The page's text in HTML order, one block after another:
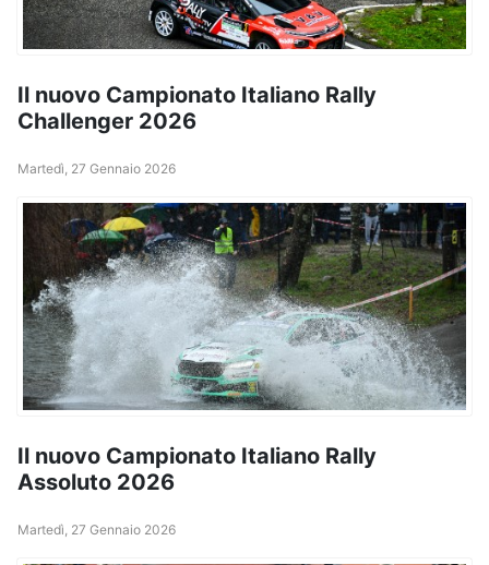
Il nuovo Campionato Italiano Rally
Challenger 2026
Martedì, 27 Gennaio 2026
Il nuovo Campionato Italiano Rally
Assoluto 2026
Martedì, 27 Gennaio 2026